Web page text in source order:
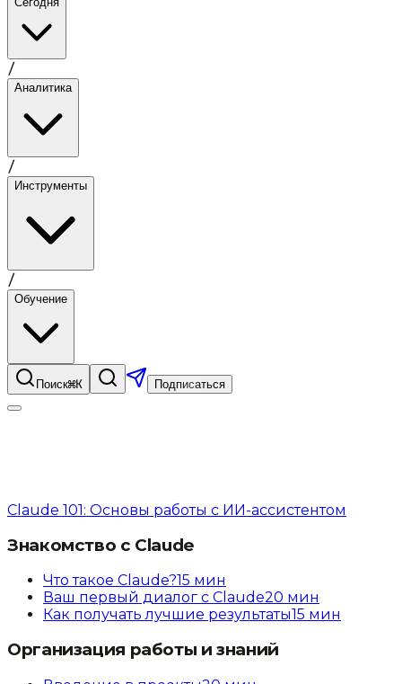
/
Аналитика
/
Инструменты
/
Обучение
Поиск⌘K Подписаться
Claude 101: Основы работы с ИИ-ассистентом
Знакомство с Claude
Что такое Claude?15 мин
Ваш первый диалог с Claude20 мин
Как получать лучшие результаты15 мин
Организация работы и знаний